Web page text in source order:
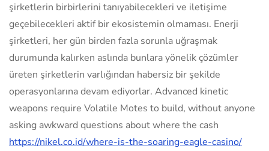
şirketlerin birbirlerini tanıyabilecekleri ve iletişime
geçebilecekleri aktif bir ekosistemin olmaması. Enerji
şirketleri, her gün birden fazla sorunla uğraşmak
durumunda kalırken aslında bunlara yönelik çözümler
üreten şirketlerin varlığından habersiz bir şekilde
operasyonlarına devam ediyorlar. Advanced kinetic
weapons require Volatile Motes to build, without anyone
asking awkward questions about where the cash
https://nikel.co.id/where-is-the-soaring-eagle-casino/